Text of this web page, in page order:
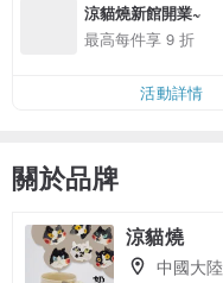
涼貓燒新館開業~
最高每件享 9 折
活動詳情
關於品牌
涼貓燒
中國大陸